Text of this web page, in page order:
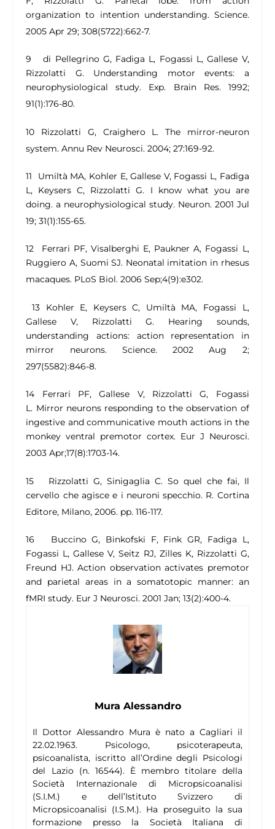
organization to intention understanding. Science.
2005 Apr 29; 308(5722):662-7.
9 di Pellegrino G, Fadiga L, Fogassi L, Gallese V,
Rizzolatti G. Understanding motor events: a
neurophysiological study. Exp. Brain Res. 1992;
91(1):176-80.
10 Rizzolatti G, Craighero L. The mirror-neuron
system. Annu Rev Neurosci. 2004; 27:169-92.
11 Umiltà MA, Kohler E, Gallese V, Fogassi L, Fadiga
L, Keysers C, Rizzolatti G. I know what you are
doing. a neurophysiological study. Neuron. 2001 Jul
19; 31(1):155-65.
12 Ferrari PF, Visalberghi E, Paukner A, Fogassi L,
Ruggiero A, Suomi SJ. Neonatal imitation in rhesus
macaques. PLoS Biol. 2006 Sep;4(9):e302.
13 Kohler E, Keysers C, Umiltà MA, Fogassi L,
Gallese V, Rizzolatti G. Hearing sounds,
understanding actions: action representation in
mirror neurons.Science. 2002 Aug 2;
297(5582):846-8.
14 Ferrari PF, Gallese V, Rizzolatti G, Fogassi
L. Mirror neurons responding to the observation of
ingestive and communicative mouth actions in the
monkey ventral premotor cortex. Eur J Neurosci.
2003 Apr;17(8):1703-14.
15 Rizzolatti G, Sinigaglia C. So quel che fai, Il
cervello che agisce e i neuroni specchio. R. Cortina
Editore, Milano, 2006. pp. 116-117.
16 Buccino G, Binkofski F, Fink GR, Fadiga L,
Fogassi L, Gallese V, Seitz RJ, Zilles K, Rizzolatti G,
Freund HJ.Action observation activates premotor
and parietal areas in a somatotopic manner: an
fMRI study. Eur J Neurosci. 2001 Jan; 13(2):400-4.
Mura Alessandro
Il Dottor Alessandro Mura è nato a Cagliari il
22.02.1963. Psicologo, psicoterapeuta,
psicoanalista, iscritto all’Ordine degli Psicologi
del Lazio (n. 16544). È membro titolare della
Società Internazionale di Micropsicoanalisi
(S.I.M.) e dell’Istituto Svizzero di
Micropsicoanalisi (I.S.M.). Ha proseguito la sua
formazione presso la Società Italiana di